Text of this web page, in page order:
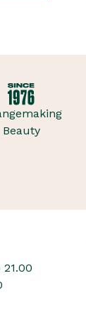
Beauty